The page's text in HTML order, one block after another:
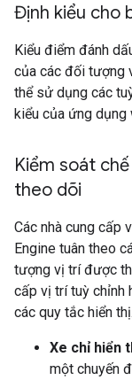
Định kiểu cho
Kiểu điểm đánh
của các đối tượng
thể sử dụng các
kiểu của ứng dụng
Kiểm soát
theo dõi
Các nhà cung cấp
Engine tuân theo
tượng vị trí được
cấp vị trí tuỳ chỉnh
các quy tắc hiển thị.
Xe chỉ hiển
một chuyến